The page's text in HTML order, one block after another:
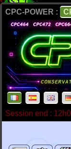
CPC-POWER :
Session end :